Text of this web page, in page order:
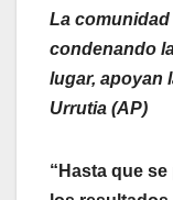
La
condenando
lugar, apoyan
Urrutia (AP)
“Hasta que